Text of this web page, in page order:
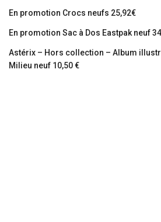
En promotion Crocs neufs 25,92€
En promotion Sac à Dos Eastpak neuf
Astérix – Hors collection – Album
Milieu neuf 10,50 €